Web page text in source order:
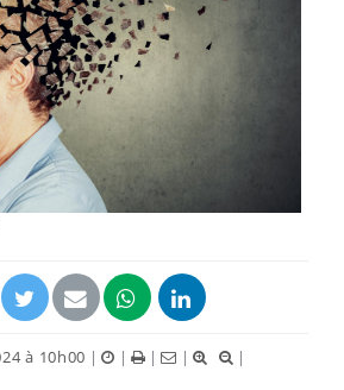
à 10h00 | | | |
|